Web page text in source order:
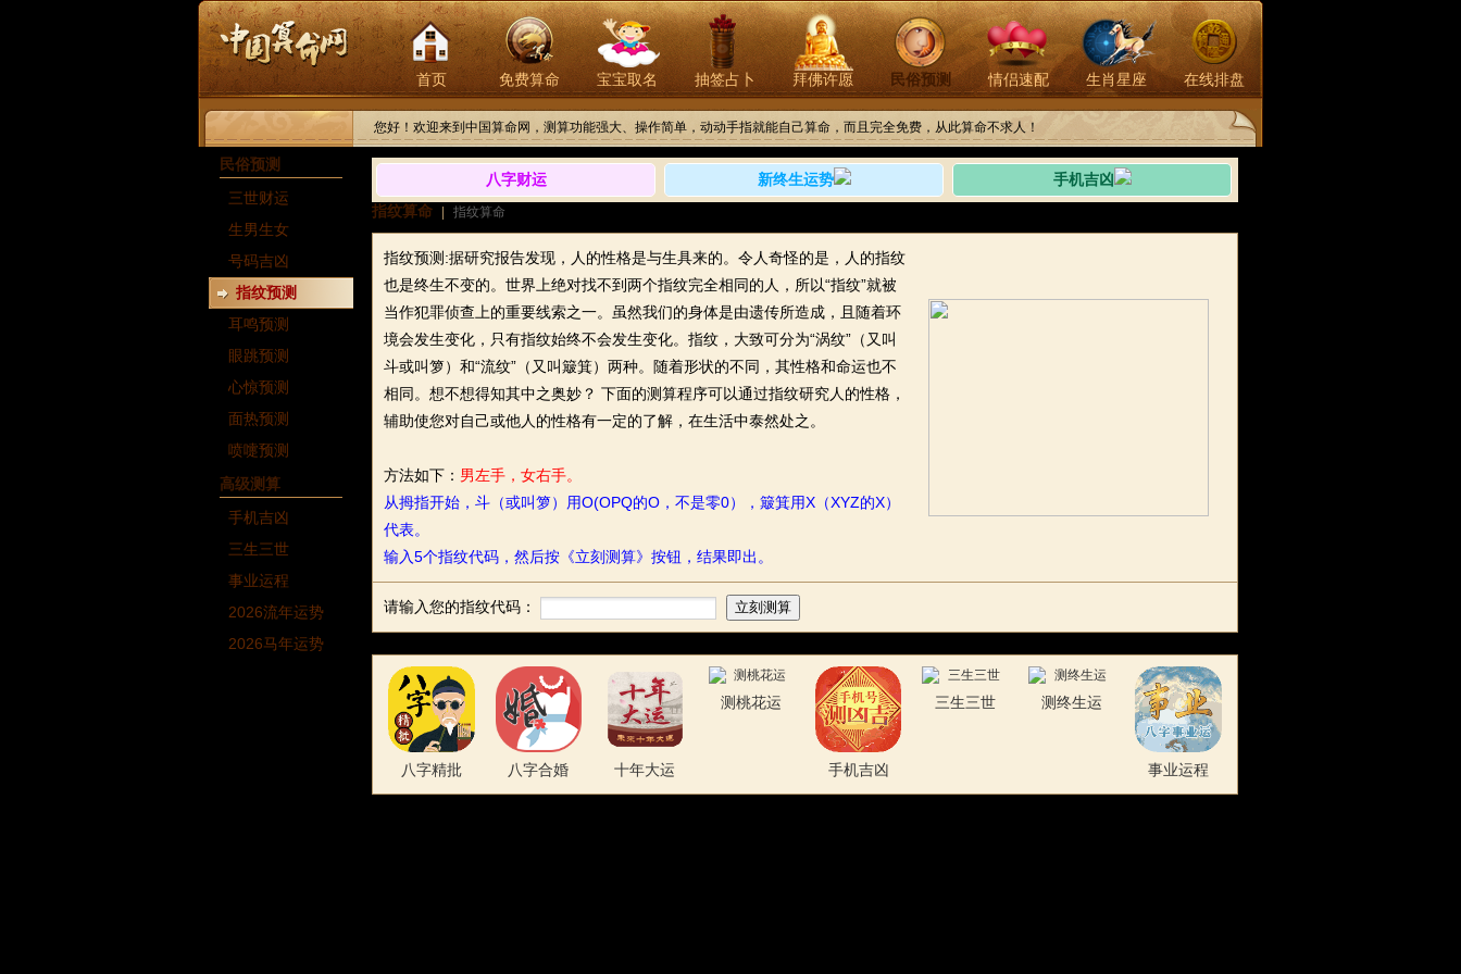
首页 免费算命 宝宝取名 抽签占卜 拜佛许愿 民俗预测 情侣速配 生肖星座 在线排盘
您好！欢迎来到中国算命网，测算功能强大、操作简单，动动手指就能自己算命，而且完全免费，从此算命不求人！
民俗预测
三世财运
生男生女
号码吉凶
指纹预测
耳鸣预测
眼跳预测
心惊预测
面热预测
喷嚏预测
高级测算
手机吉凶
三生三世
事业运程
2026流年运势
2026马年运势
八字财运 新终生运势
手机吉凶
指纹算命
指纹算命
指纹预测:据研究报告发现，人的性格是与生具来的。令人奇怪的是，人的指纹
也是终生不变的。世界上绝对找不到两个指纹完全相同的人，所以“指纹”就被
当作犯罪侦查上的重要线索之一。虽然我们的身体是由遗传所造成，且随着环
境会发生变化，只有指纹始终不会发生变化。指纹，大致可分为“涡纹”（又叫
斗或叫箩）和“流纹”（又叫簸箕）两种。随着形状的不同，其性格和命运也不
相同。想不想得知其中之奥妙？ 下面的测算程序可以通过指纹研究人的性格，
辅助使您对自己或他人的性格有一定的了解，在生活中泰然处之。
方法如下： 男左手，女右手。
从拇指开始，斗（或叫箩）用O(OPQ的O，不是零0），簸箕用X（XYZ的X）
代表。
输入5个指纹代码，然后按《立刻测算》按钮，结果即出。
请输入您的指纹代码：
八字精批 八字合婚 十年大运
测桃花运
手机吉凶
三生三世 测终生运
事业运程